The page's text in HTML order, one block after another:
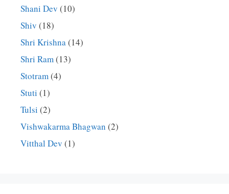
Shani Dev (10)
Shiv (18)
Shri Krishna(14)
Shri Ram(13)
Stotram(4)
Stuti (1)
Tulsi (2)
Vishwakarma Bhagwan (2)
Vitthal Dev (1)